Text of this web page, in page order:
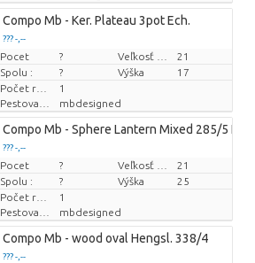
Compo Mb - Ker. Plateau 3pot Ech.
??? -,--
Cena za kus
Pocet ?
21
Spolu :
? Výška
17
Počet rastlín/črepník
1
mbdesigned
Compo Mb - Sphere Lantern Mixed 285/5
??? -,--
Cena za kus
Pocet ?
21
Spolu :
? Výška
25
Počet rastlín/črepník
1
mbdesigned
Compo Mb - wood oval Hengsl. 338/4
??? -,--